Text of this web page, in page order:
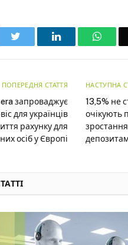
LinkedIn
ПОПЕРЕДНЯ СТАТТЯ
запроваджує
для українців
рахунку для
осіб у Європі
НАСТУПНА
13,5% не
очікують